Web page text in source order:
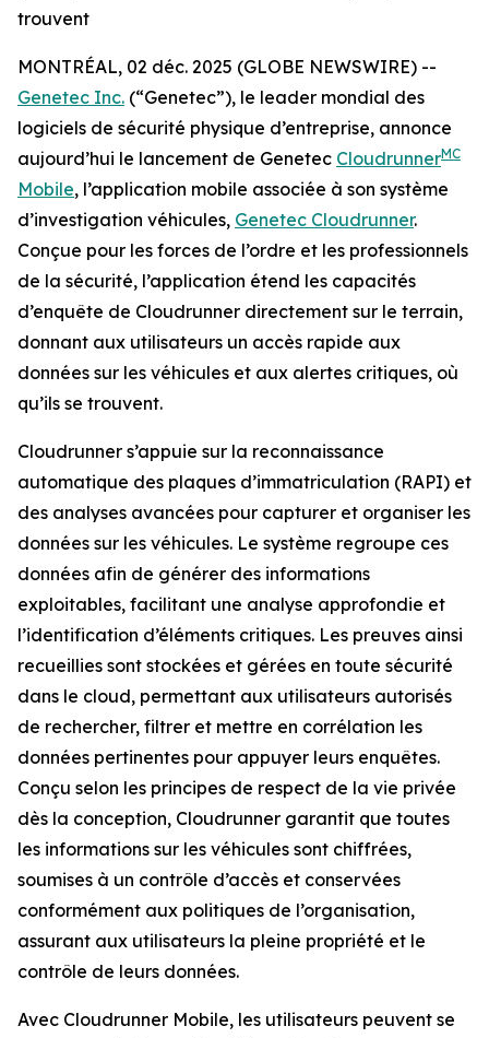
trouvent
MONTRÉAL, 02 déc. 2025 (GLOBE NEWSWIRE) --
Genetec Inc. (“Genetec”), le leader mondial des
logiciels de sécurité physique d’entreprise, annonce
aujourd’hui le lancement de Genetec CloudrunnerMC
Mobile, l’application mobile associée à son système
d’investigation véhicules, Genetec Cloudrunner.
Conçue pour les forces de l’ordre et les professionnels
de la sécurité, l’application étend les capacités
d’enquête de Cloudrunner directement sur le terrain,
donnant aux utilisateurs un accès rapide aux
données sur les véhicules et aux alertes critiques, où
qu’ils se trouvent.
Cloudrunner s’appuie sur la reconnaissance
automatique des plaques d’immatriculation (RAPI) et
des analyses avancées pour capturer et organiser les
données sur les véhicules. Le système regroupe ces
données afin de générer des informations
exploitables, facilitant une analyse approfondie et
l’identification d’éléments critiques. Les preuves ainsi
recueillies sont stockées et gérées en toute sécurité
dans le cloud, permettant aux utilisateurs autorisés
de rechercher, filtrer et mettre en corrélation les
données pertinentes pour appuyer leurs enquêtes.
Conçu selon les principes de respect de la vie privée
dès la conception, Cloudrunner garantit que toutes
les informations sur les véhicules sont chiffrées,
soumises à un contrôle d’accès et conservées
conformément aux politiques de l’organisation,
assurant aux utilisateurs la pleine propriété et le
contrôle de leurs données.
Avec Cloudrunner Mobile, les utilisateurs peuvent se